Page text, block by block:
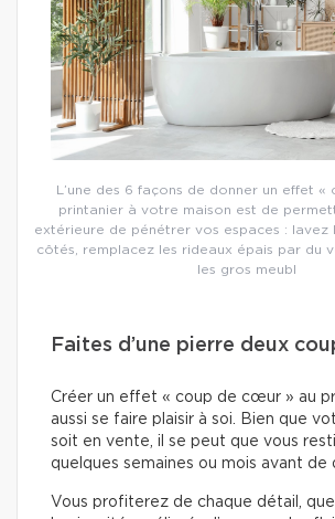
L’une des 6 façons de donner un effet
printanier à votre maison est de
extérieure de pénétrer vos espaces : lavez
côtés, remplacez les rideaux épais par du
les gros meubl
Faites d’une pierre deux
Créer un effet « coup de cœur » au
aussi se faire plaisir à soi. Bien que
soit en vente, il se peut que vous
quelques semaines ou mois avant de
Vous profiterez de chaque détail,